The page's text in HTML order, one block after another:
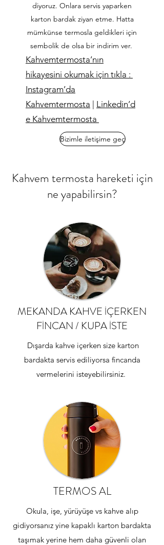
diyoruz. Onlara servis yaparken
karton bardak ziyan etme. Hatta
mümkünse termosla geldikleri için
sembolik de olsa bir indirim ver.
Kahvemtermosta’nın
hikayesini okumak için tıkla : ​
Instagram’da
Kahvemtermosta
Linkedin’d
e Kahvemtermosta
Bizimle iletişime geç
Kahvem termosta hareketi için
ne yapabilirsin?
MEKANDA KAHVE IÇERKEN
FINCAN / KUPA ISTE
Dışarda kahve içerken size karton
bardakta servis ediliyorsa fincanda
vermelerini isteyebilirsiniz.
TERMOS AL
Okula, işe, yürüyüşe vs kahve alıp
gidiyorsanız yine kapaklı karton bardakta
taşımak yerine hem daha güvenli olan